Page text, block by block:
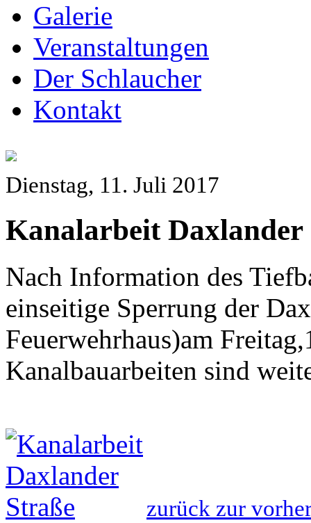
Galerie
Veranstaltungen
Der Schlaucher
Kontakt
Dienstag, 11. Juli 2017
Kanalarbeit Daxlander
Nach Information des
einseitige Sperrung der
Feuerwehrhaus)am
Kanalbauarbeiten sind
zurück zur